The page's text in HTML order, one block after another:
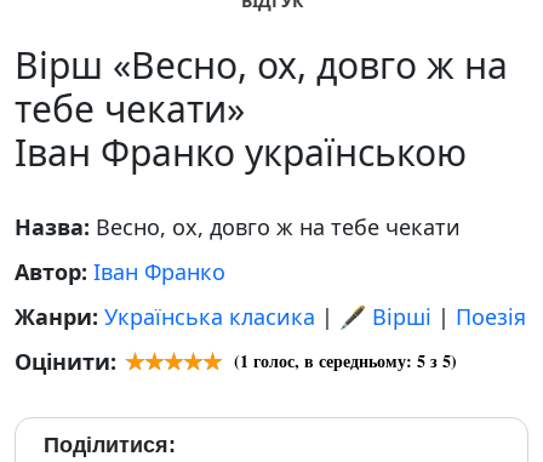
Вірш «Весно, ох, довго ж на
тебе чекати»
Іван Франко українською
Назва: Весно, ох, довго ж на тебе чекати
Автор: Іван Франко
Жанри: Українська класика | 🖋️ Вірші | Поезія
Оцінити:
(1 голос, в середньому: 5з 5)
Поділитися: